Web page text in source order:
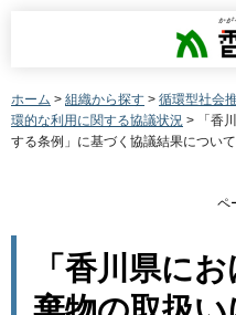
ホーム > 組織から探す > 循環型社会
環的な利用に関する協議状況 > 「香
する条例」に基づく協議結果につい
ペ
「香川県に